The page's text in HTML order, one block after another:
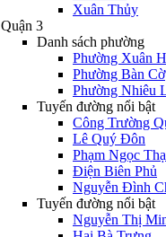
Xuân Thủy
Quận 3
Danh sách phường
Phường Xuân
Phường Bàn Cờ
Phường Nhiêu
Tuyến đường nổi bật
Công Trường
Lê Quý Đôn
Phạm Ngọc
Điện Biên Phủ
Nguyễn Đình
Tuyến đường nổi bật
Nguyễn Thị